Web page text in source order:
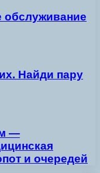
обслуживание
Найди пару
—
и очередей